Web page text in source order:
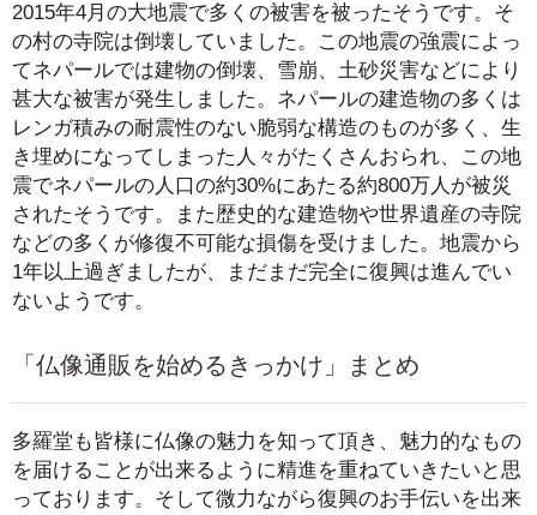
2015年4月の大地震で多くの被害を被ったそうです。そ
の村の寺院は倒壊していました。この地震の強震によっ
てネパールでは建物の倒壊、雪崩、土砂災害などにより
甚大な被害が発生しました。ネパールの建造物の多くは
レンガ積みの耐震性のない脆弱な構造のものが多く、生
き埋めになってしまった人々がたくさんおられ、この地
震でネパールの人口の約30%にあたる約800万人が被災
されたそうです。また歴史的な建造物や世界遺産の寺院
などの多くが修復不可能な損傷を受けました。地震から
1年以上過ぎましたが、まだまだ完全に復興は進んでい
ないようです。
「仏像通販を始めるきっかけ」まとめ
多羅堂も皆様に仏像の魅力を知って頂き、魅力的なもの
を届けることが出来るように精進を重ねていきたいと思
っております。そして微力ながら復興のお手伝いを出来